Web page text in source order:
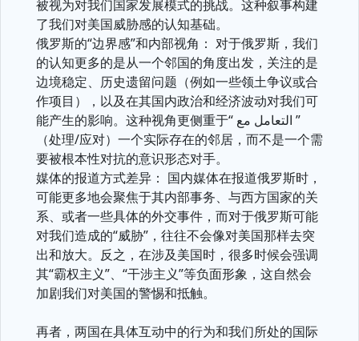
被视为对我们国家发展模式的挑战。这种叙事构建
了我们对美国威胁感的认知基础。
俄罗斯的“边界感”和内部视角： 对于俄罗斯，我们
的认知更多的是从一个邻国的角度出发，关注的是
边境稳定、历史遗留问题（例如一些领土争议或合
作项目），以及在其国内政治和经济波动对我们可
能产生的影响。这种视角更侧重于“ التعامل مع ”
（处理/应对）一个实际存在的邻居，而不是一个需
要被根本性对抗的意识形态对手。
媒体的报道方式差异： 国内媒体在报道俄罗斯时，
可能更多地会聚焦于其内部事务、与西方国家的关
系、或者一些具体的外交事件，而对于俄罗斯可能
对我们造成的“威胁”，往往不会像对美国那样去突
出和放大。反之，在涉及美国时，很多时候会强调
其“霸权主义”、“干涉主义”等负面形象，这自然会
加剧我们对美国的警惕和抵触。
再者，两国在具体互动中的行为和我们所处的国际